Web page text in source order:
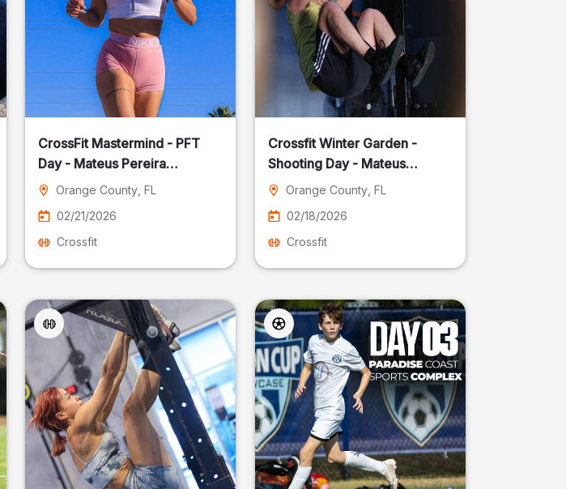
CrossFit Mastermind - PFT
Day - Mateus Pereira
Fotografia
Orange County , FL
02/21/2026
Crossfit
Crossfit Winter Garden -
Shooting Day - Mateus
Pereira Fotografia
Orange County, FL
02/18/2026
Crossfit